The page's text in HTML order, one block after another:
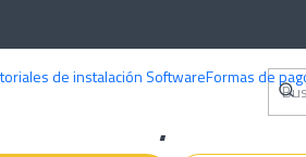
de instalación SoftwareFormas de
Toyota